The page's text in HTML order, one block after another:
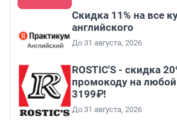
Скидка 11% на все
английского
До 31 августа, 2026
ROSTIC'S - скидка
промокоду на любой
3199₽!
До 31 августа, 2026